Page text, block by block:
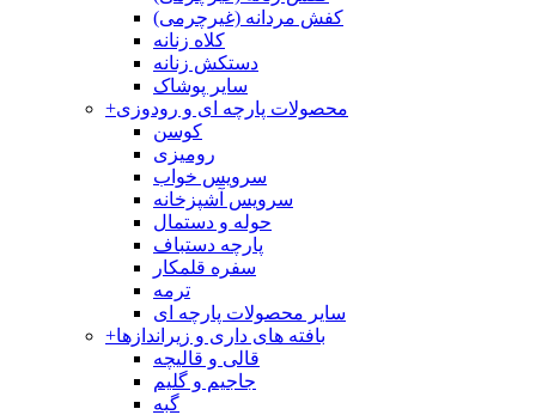
کفش مردانه (غیرچرمی)
کلاه زنانه
دستکش زنانه
سایر پوشاک
+محصولات پارچه ای و رودوزی
کوسن
رومیزی
سرویس خواب
سرویس آشپزخانه
حوله و دستمال
پارچه دستباف
سفره قلمکار
ترمه
سایر محصولات پارچه ای
+بافته های داری و زیراندازها
قالی و قالیچه
جاجیم و گلیم
گبه